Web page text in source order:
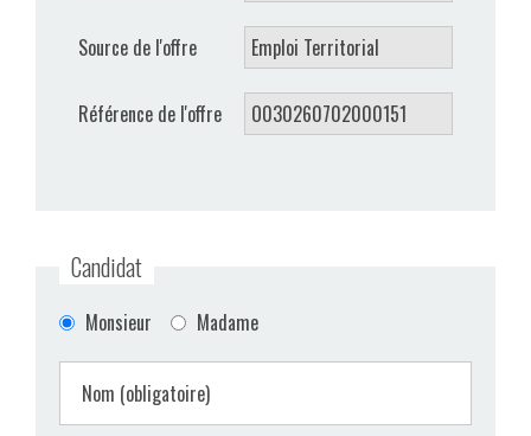
ESPACE PRESSE
VIDÉOS
Source de l'offre
Référence de l'offre
Candidat
Monsieur Madame
Nom (obligatoire)